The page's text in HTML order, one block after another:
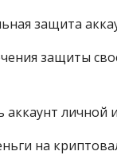
защиты
аккаунт личной
на